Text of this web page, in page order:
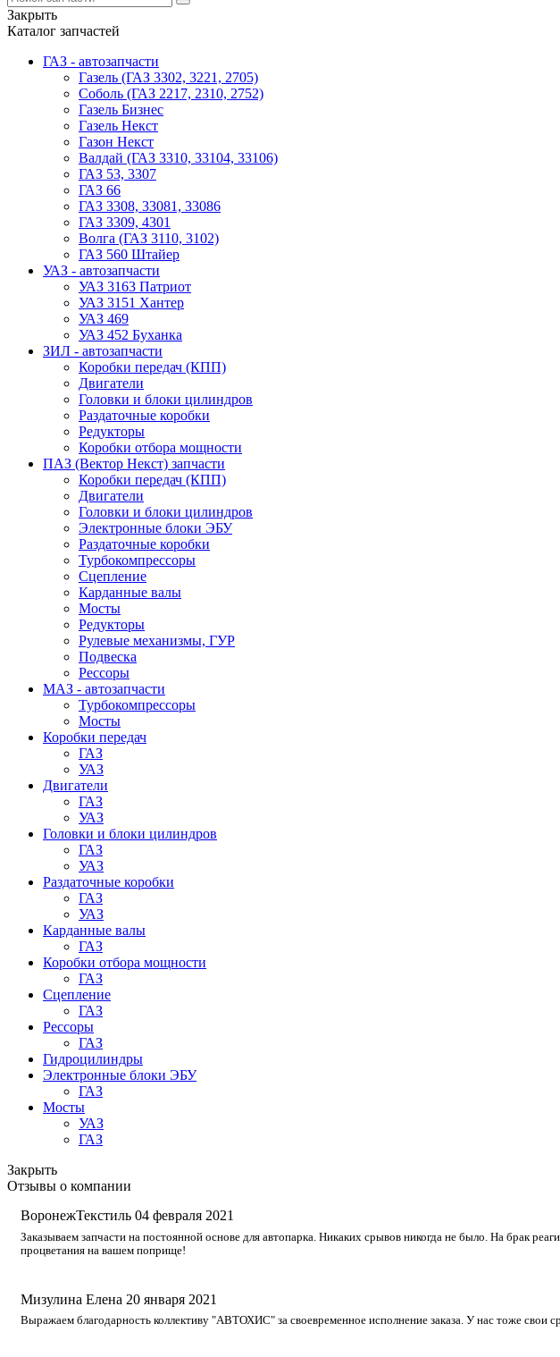
Закрыть
Каталог запчастей
ГАЗ - автозапчасти
Газель (ГАЗ 3302, 3221, 2705)
Соболь (ГАЗ 2217, 2310, 2752)
Газель Бизнес
Газель Некст
Газон Некст
Валдай (ГАЗ 3310, 33104, 33106)
ГАЗ 53, 3307
ГАЗ 66
ГАЗ 3308, 33081, 33086
ГАЗ 3309, 4301
Волга (ГАЗ 3110, 3102)
ГАЗ 560 Штайер
УАЗ - автозапчасти
УАЗ 3163 Патриот
УАЗ 3151 Хантер
УАЗ 469
УАЗ 452 Буханка
ЗИЛ - автозапчасти
Коробки передач (КПП)
Двигатели
Головки и блоки цилиндров
Раздаточные коробки
Редукторы
Коробки отбора мощности
ПАЗ (Вектор Некст) запчасти
Коробки передач (КПП)
Двигатели
Головки и блоки цилиндров
Электронные блоки ЭБУ
Раздаточные коробки
Турбокомпрессоры
Сцепление
Карданные валы
Мосты
Редукторы
Рулевые механизмы, ГУР
Подвеска
Рессоры
МАЗ - автозапчасти
Турбокомпрессоры
Мосты
Коробки передач
ГАЗ
УАЗ
Двигатели
ГАЗ
УАЗ
Головки и блоки цилиндров
ГАЗ
УАЗ
Раздаточные коробки
ГАЗ
УАЗ
Карданные валы
ГАЗ
Коробки отбора мощности
ГАЗ
Сцепление
ГАЗ
Рессоры
ГАЗ
Гидроцилиндры
Электронные блоки ЭБУ
ГАЗ
Мосты
УАЗ
ГАЗ
Закрыть
Отзывы о компании
ВоронежТекстиль 04 февраля 2021
Заказываем запчасти на постоянной основе для автопарка. Никаких срывов никогда не было. На брак
процветания на вашем поприще!
Мизулина Елена 20 января 2021
Выражаем благодарность коллективу "АВТОХИС" за своевременное исполнение заказа. У нас тоже свои